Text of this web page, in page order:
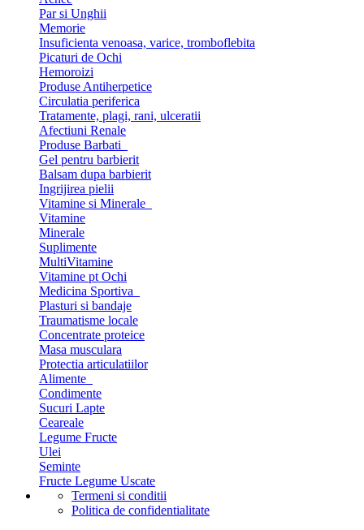
Par si Unghii
Memorie
Insuficienta venoasa, varice, tromboflebita
Picaturi de Ochi
Hemoroizi
Produse Antiherpetice
Circulatia periferica
Tratamente, plagi, rani, ulceratii
Afectiuni Renale
Produse Barbati
Gel pentru barbierit
Balsam dupa barbierit
Ingrijirea pielii
Vitamine si Minerale
Vitamine
Minerale
Suplimente
MultiVitamine
Vitamine pt Ochi
Medicina Sportiva
Plasturi si bandaje
Traumatisme locale
Concentrate proteice
Masa musculara
Protectia articulatiilor
Alimente
Condimente
Sucuri Lapte
Ceareale
Legume Fructe
Ulei
Seminte
Fructe Legume Uscate
Termeni si conditii
Politica de confidentialitate